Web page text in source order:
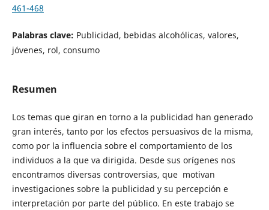
461-468
Palabras clave: Publicidad, bebidas alcohólicas, valores,
jóvenes, rol, consumo
Resumen
Los temas que giran en torno a la publicidad han generado
gran interés, tanto por los efectos persuasivos de la misma,
como por la influencia sobre el comportamiento de los
individuos a la que va dirigida. Desde sus orígenes nos
encontramos diversas controversias, que motivan
investigaciones sobre la publicidad y su percepción e
interpretación por parte del público. En este trabajo se